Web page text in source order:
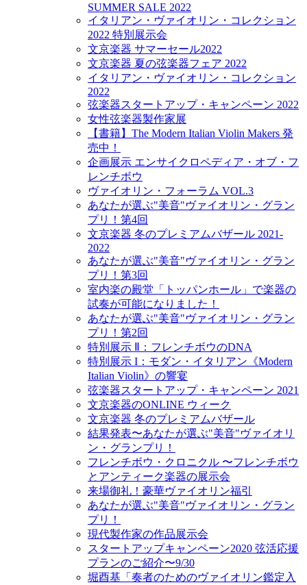
SUMMER SALE 2022
イタリアン・ヴァイオリン・コレクション
2022 特別展示会
文京楽器 サマーセール2022
文京楽器 夏の弦楽器フェア 2022
イタリアン・ヴァイオリン・コレクション
2022
弦楽器スタートアップ・キャンペーン 2022
女性弦楽器製作家展
【書籍】The Modern Italian Violin Makers 発
売中！
企画展示 エンサイクロペディア・オブ・フ
レンチボウ
ヴァイオリン・フォーラム VOL.3
あなたが選ぶ"美音"ヴァイオリン・グラン
プリ！第4回
文京楽器 冬のプレミアムバザール 2021-
2022
あなたが選ぶ"美音"ヴァイオリン・グラン
プリ！第3回
室内楽の殿堂「トッパンホール」で楽器の
試奏が可能になりました！
あなたが選ぶ"美音"ヴァイオリン・グラン
プリ！第2回
特別展示 Ⅱ：フレンチボウのDNA
特別展示 I：モダン・イタリアン《Modern
Italian Violin》の響宴
弦楽器スタートアップ・キャンペーン 2021
文京楽器のONLINE ウィーク
文京楽器 冬のプレミアムバザール
結果発表〜あなたが選ぶ"美音"ヴァイオリ
ン・グランプリ！
フレンチボウ・クロニクル 〜フレンチボウ
とアンティーク楽器の展示会
来場御礼！豪華ヴァイオリン福引
あなたが選ぶ"美音"ヴァイオリン・グラン
プリ！
現代製作家の作品展示会
スタートアップキャンペーン2020 弦活応援
プランのご紹介〜9/30
堀酉基「奏者のためのヴァイオリン鑑定入